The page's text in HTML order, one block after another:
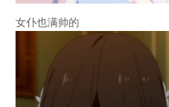
女仆也满帅的